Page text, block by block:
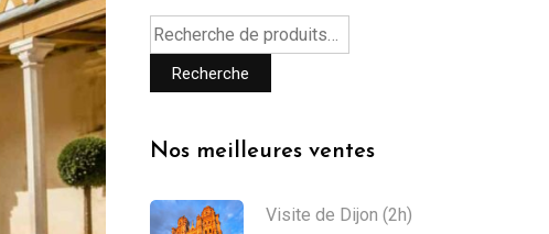
Recherche
Nos meilleures ventes
Visite de Dijon (2h)